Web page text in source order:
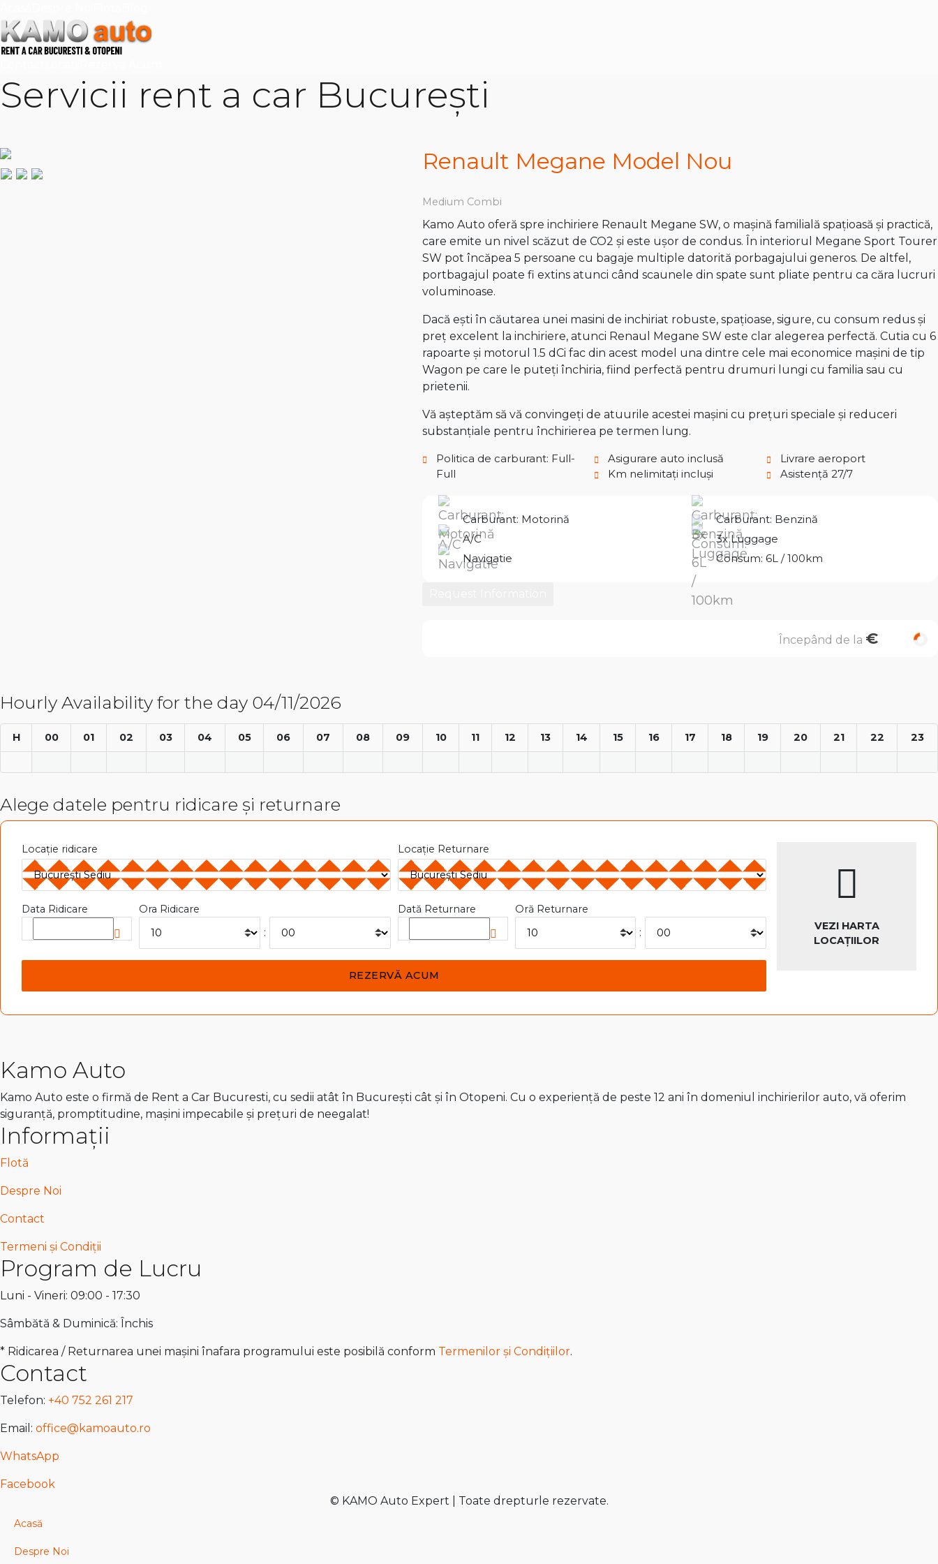
Servicii rent a car București
Renault Megane Model Nou
Medium Combi
Kamo Auto oferă spre inchiriere Renault Megane SW, o mașină familială spațioasă și practică,
care emite un nivel scăzut de CO2 și este ușor de condus. În interiorul Megane Sport Tourer
SW pot încăpea 5 persoane cu bagaje multiple datorită porbagajului generos. De altfel,
portbagajul poate fi extins atunci când scaunele din spate sunt pliate pentru ca căra lucruri
voluminoase.
Dacă ești în căutarea unei masini de inchiriat robuste, spațioase, sigure, cu consum redus și
preț excelent la inchiriere, atunci Renaul Megane SW este clar alegerea perfectă. Cutia cu 6
rapoarte și motorul 1.5 dCi fac din acest model una dintre cele mai economice mașini de tip
Wagon pe care le puteți închiria, fiind perfectă pentru drumuri lungi cu familia sau cu
prietenii.
Vă așteptăm să vă convingeți de atuurile acestei mașini cu prețuri speciale și reduceri
substanțiale pentru închirierea pe termen lung.
Politica de carburant: Full-
Full
Asigurare auto inclusă
Km nelimitați incluși
Livrare aeroport
Asistență 27/7
Carburant: Motorină
Carburant: Benzină
A/C
3x Luggage
Navigatie
Consum: 6L / 100km
Începând de la €
Hourly Availability for the day 04/11/2026
H 00 01 02 03 04 05 06 07 08 09 10 11 12 13 14 15 16 17 18 19 20 21 22 23
Alege datele pentru ridicare și returnare
Locație ridicare Locație Returnare
Data Ridicare Ora Ridicare
:
Dată Returnare Oră Returnare
:
VEZI HARTA
LOCAȚIILOR
Kamo Auto
Kamo Auto este o firmă de Rent a Car Bucuresti, cu sedii atât în București cât și în Otopeni. Cu o experiență de peste 12 ani în domeniul inchirierilor auto, vă oferim
siguranță, promptitudine, mașini impecabile și prețuri de neegalat!
Informații
Flotă
Despre Noi
Contact
Termeni și Condiții
Program de Lucru
Luni - Vineri: 09:00 - 17:30
Sâmbătă & Duminică: Închis
* Ridicarea / Returnarea unei mașini înafara programului este posibilă conform Termenilor și Condițiilor.
Contact
Telefon: +40 752 261 217
Email: office@kamoauto.ro
WhatsApp
Facebook
© KAMO Auto Expert | Toate drepturle rezervate.
Acasă
Despre Noi